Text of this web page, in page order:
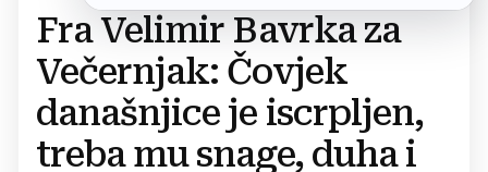
Fra Velimir Bavrka za
Večernjak: Čovjek
današnjice je iscrpljen,
treba mu snage, duha i